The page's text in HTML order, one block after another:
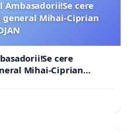
cere
Mihai-Ciprian
cere
Mihai-Ciprian